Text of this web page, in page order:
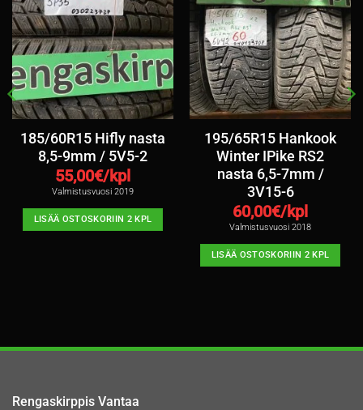
185/60R15 Hifly nasta
8,5-9mm / 5V5-2
55,00€/kpl
Valmistusvuosi 2019
LISÄÄ OSTOSKORIIN 2 KPL
195/65R15 Hankook
Winter IPike RS2
nasta 6,5-7mm /
3V15-6
60,00€/kpl
Valmistusvuosi 2018
LISÄÄ OSTOSKORIIN 2 KPL
Rengaskirppis Vantaa